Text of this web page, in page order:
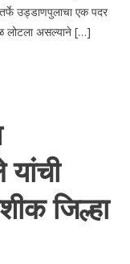
उड्डाणपुलाचा एक पदर
लोटला असल्याने […]
जिल्हा